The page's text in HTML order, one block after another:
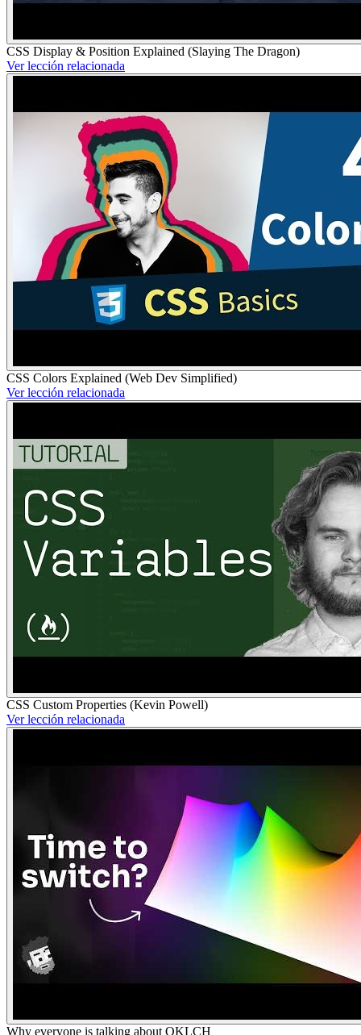
CSS Display & Position Explained (Slaying The Dragon)
Ver lección relacionada
CSS Colors Explained (Web Dev Simplified)
Ver lección relacionada
CSS Custom Properties (Kevin Powell)
Ver lección relacionada
Why everyone is talking about OKLCH